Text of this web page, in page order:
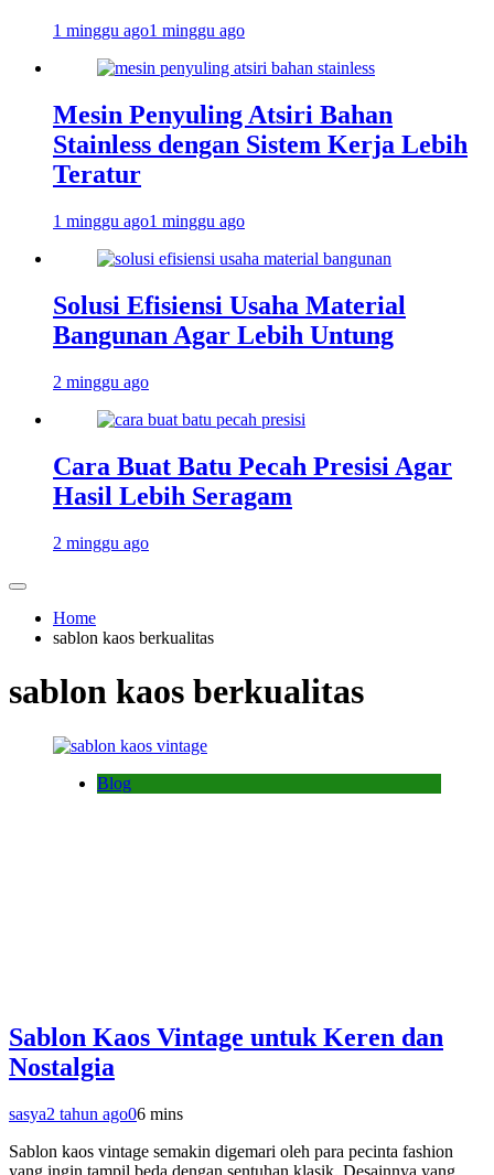
1 minggu ago1 minggu ago
Mesin Penyuling Atsiri Bahan
Stainless dengan Sistem Kerja Lebih
Teratur
1 minggu ago1 minggu ago
Solusi Efisiensi Usaha Material
Bangunan Agar Lebih Untung
2 minggu ago
Cara Buat Batu Pecah Presisi Agar
Hasil Lebih Seragam
2 minggu ago
Home
sablon kaos berkualitas
sablon kaos berkualitas
Blog
Sablon Kaos Vintage untuk Keren dan
Nostalgia
sasya2 tahun ago06 mins
Sablon kaos vintage semakin digemari oleh para pecinta fashion